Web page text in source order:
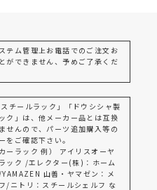
テム管理上お電話でのご注文お
ができません、予めご了承くだ
スチールラック」「ドウシシャ製
ク」は、他メーカー品とは互換
せんので、パーツ追加購入等の
をご確認下さい。
ーラック 例） アイリスオーヤ
ック /エレクター(株)：ホーム
山善・ヤマゼン：メ
/ニトリ：スチールシェルフ な